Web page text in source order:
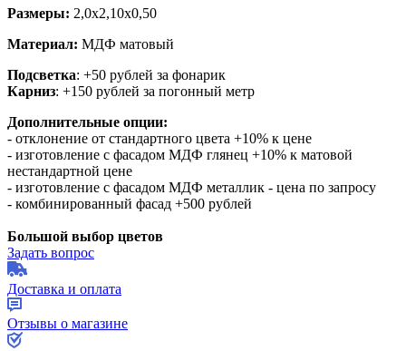
Размеры: 2,0х2,10х0,50
Материал: МДФ матовый
Подсветка: +50 рублей за фонарик
Карниз: +150 рублей за погонный метр
Дополнительные опции:
- отклонение от стандартного цвета +10% к цене
- изготовление с фасадом МДФ глянец +10% к матовой
нестандартной цене
- изготовление с фасадом МДФ металлик - цена по запросу
- комбинированный фасад +500 рублей
Большой выбор цветов
Задать вопрос
Доставка и оплата
Отзывы о магазине